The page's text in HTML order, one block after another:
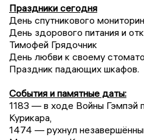
Праздники сегодня
День спутникового
День здорового питания и
Тимофей Грядочник
День любви к своему
Праздник падающих шкафов.
События и памятные даты:
1183 — в ходе Войны Гэмпэй
Курикара,
1474 — рухнул